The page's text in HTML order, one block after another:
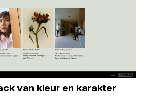
van kleur en karakter